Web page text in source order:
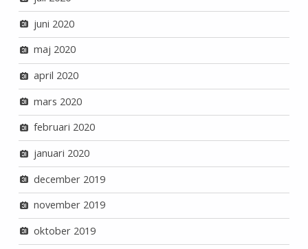
juni 2020
maj 2020
april 2020
mars 2020
februari 2020
januari 2020
december 2019
november 2019
oktober 2019